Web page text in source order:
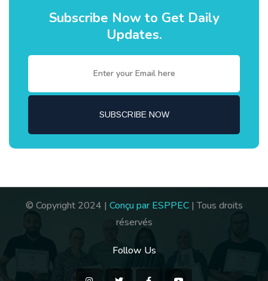
Subscribe Now to Get Daily
Updates.
© Copyright 2024 | Conçu par ESPPEC| Tous droits
réservés
Follow Us